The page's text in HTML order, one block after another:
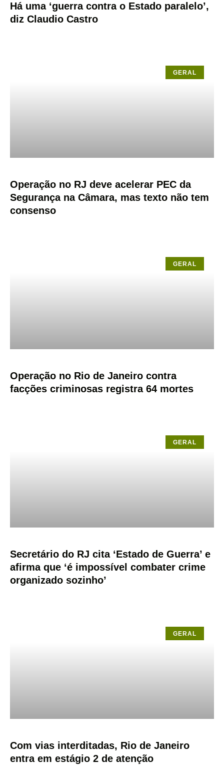
Há uma ‘guerra contra o Estado paralelo’,
diz Claudio Castro
GERAL
Operação no RJ deve acelerar PEC da
Segurança na Câmara, mas texto não tem
consenso
GERAL
Operação no Rio de Janeiro contra
facções criminosas registra 64 mortes
GERAL
Secretário do RJ cita ‘Estado de Guerra’ e
afirma que ‘é impossível combater crime
organizado sozinho’
GERAL
Com vias interditadas, Rio de Janeiro
entra em estágio 2 de atenção